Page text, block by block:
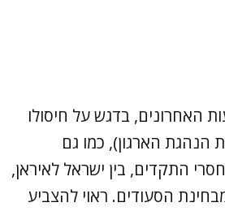
האחרונים, בדגש על חיסולו
הנהגת הארגון), כמו גם
התקדים, בין ישראל לאיראן,
הסעודים. ראוי להצביע